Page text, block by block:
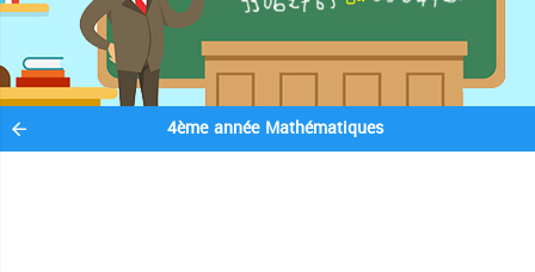
4ème année Mathématiques